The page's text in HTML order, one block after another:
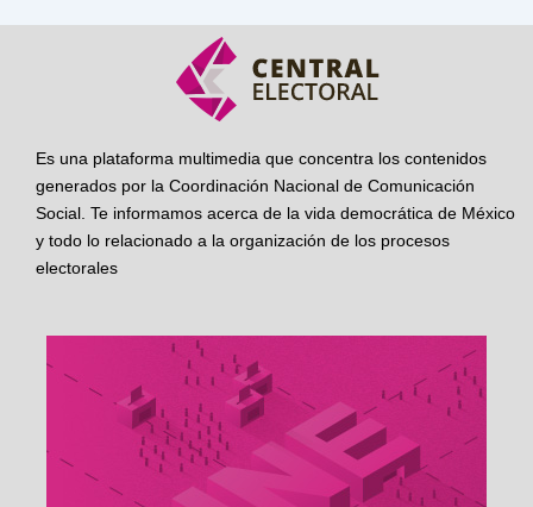
Es una plataforma multimedia que concentra los contenidos
generados por la Coordinación Nacional de Comunicación
Social. Te informamos acerca de la vida democrática de México
y todo lo relacionado a la organización de los procesos
electorales